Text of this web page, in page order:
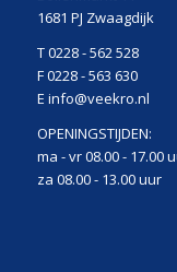
1681 PJ Zwaagdijk
T 0228 - 562 528
F 0228 - 563 630
E info@veekro.nl
OPENINGSTIJDEN:
ma - vr 08.00 - 17.00
za 08.00 - 13.00 uur